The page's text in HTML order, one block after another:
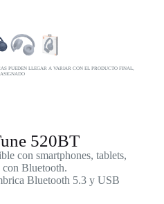
PUEDEN LLEGAR A VARIAR CON EL PRODUCTO FINAL,
520BT
con smartphones, tablets,
Bluetooth.
Bluetooth 5.3 y USB